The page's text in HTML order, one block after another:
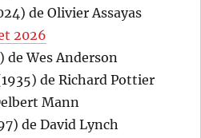
de Olivier Assayas
2026
de Wes Anderson
de Richard Pottier
Mann
de David Lynch